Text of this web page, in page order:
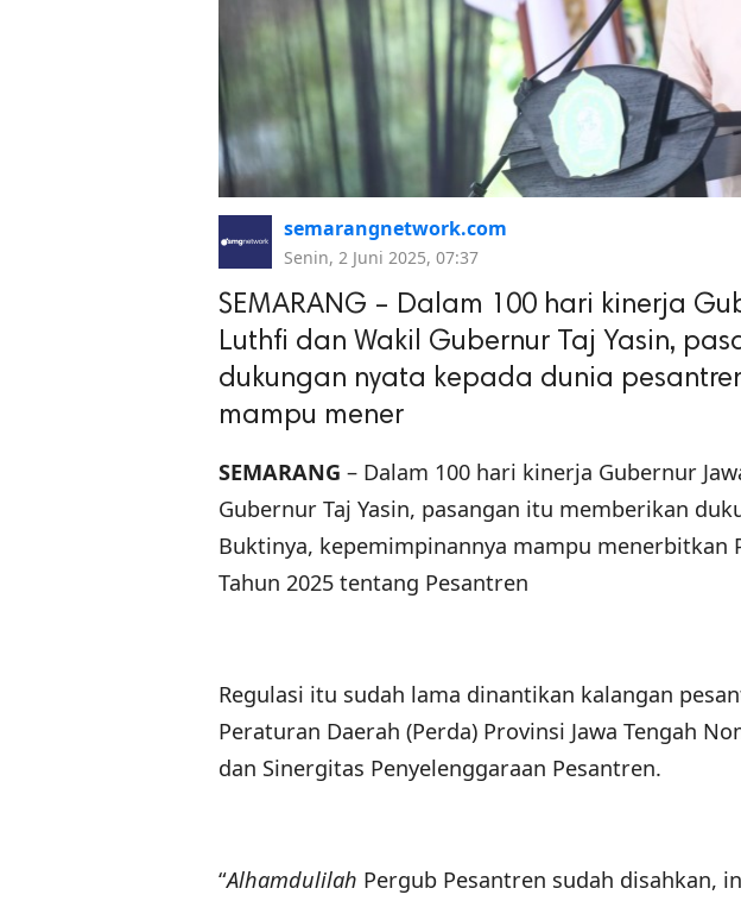
semarangnetwork.com
Senin, 2 Juni 2025, 07:37
SEMARANG – Dalam 100 hari kinerja
Luthfi dan Wakil Gubernur Taj Yasin,
dukungan nyata kepada dunia
mampu mener
SEMARANG – Dalam 100 hari kinerja Gubernur
Gubernur Taj Yasin, pasangan itu memberikan
Buktinya, kepemimpinannya mampu menerbitkan
Tahun 2025 tentang Pesantren
Regulasi itu sudah lama dinantikan kalangan
Peraturan Daerah (Perda) Provinsi Jawa Tengah
dan Sinergitas Penyelenggaraan Pesantren.
“Alhamdulilah Pergub Pesantren sudah disahkan,